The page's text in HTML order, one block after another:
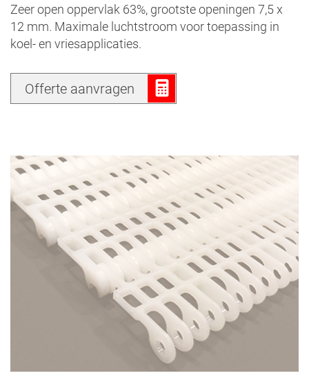
Zeer open oppervlak 63%, grootste openingen 7,5 x
12 mm. Maximale luchtstroom voor toepassing in
koel- en vriesapplicaties.
Offerte aanvragen